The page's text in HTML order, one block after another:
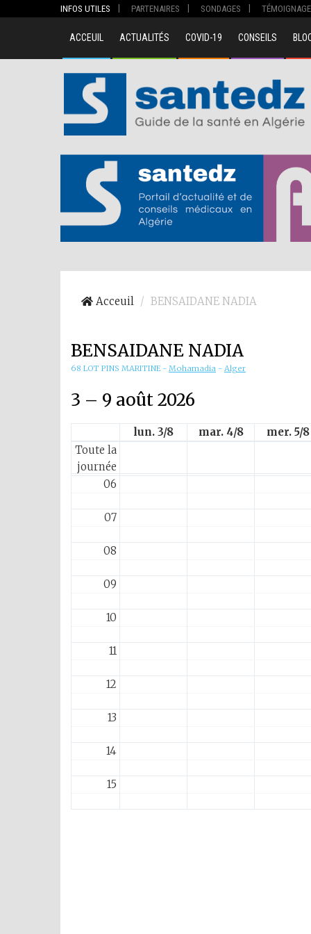
INFOS UTILES PARTENAIRES SONDAGES
ACCEUIL ACTUALITÉS COVID-19 CONSEILS
Acceuil BENSAIDANE NADIA
BENSAIDANE NADIA
68 LOT PINS MARITINE - Mohamadia - Alger
3 – 9 août 2026
lun. 3/8 mar. 4/8 mer. 5/8
Toute la
journée
02
05
06
07
08
09
10
11
12
13
14
15